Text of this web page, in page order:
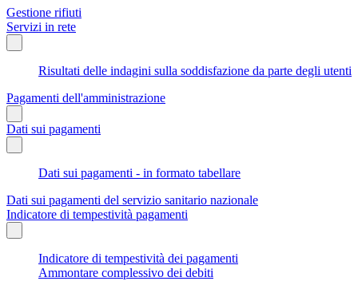
Gestione rifiuti
Servizi in rete
Risultati delle indagini sulla soddisfazione da parte degli utenti
Pagamenti dell'amministrazione
Dati sui pagamenti
Dati sui pagamenti - in formato tabellare
Dati sui pagamenti del servizio sanitario nazionale
Indicatore di tempestività pagamenti
Indicatore di tempestività dei pagamenti
Ammontare complessivo dei debiti